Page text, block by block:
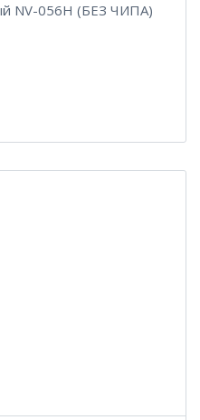
NV-056H (БЕЗ ЧИПА)